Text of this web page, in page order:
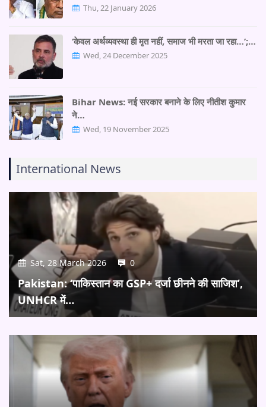
Thu, 22 January 2026
‘केवल अर्थव्यवस्था ही मृत नहीं, समाज भी मरता जा रहा…’;…
Wed, 24 December 2025
Bihar News: नई सरकार बनाने के लिए नीतीश कुमार
ने…
Wed, 19 November 2025
International News
Sat, 28 March 2026 0
Pakistan: ‘पाकिस्तान का GSP+ दर्जा छीनने की साजिश’,
UNHCR में…